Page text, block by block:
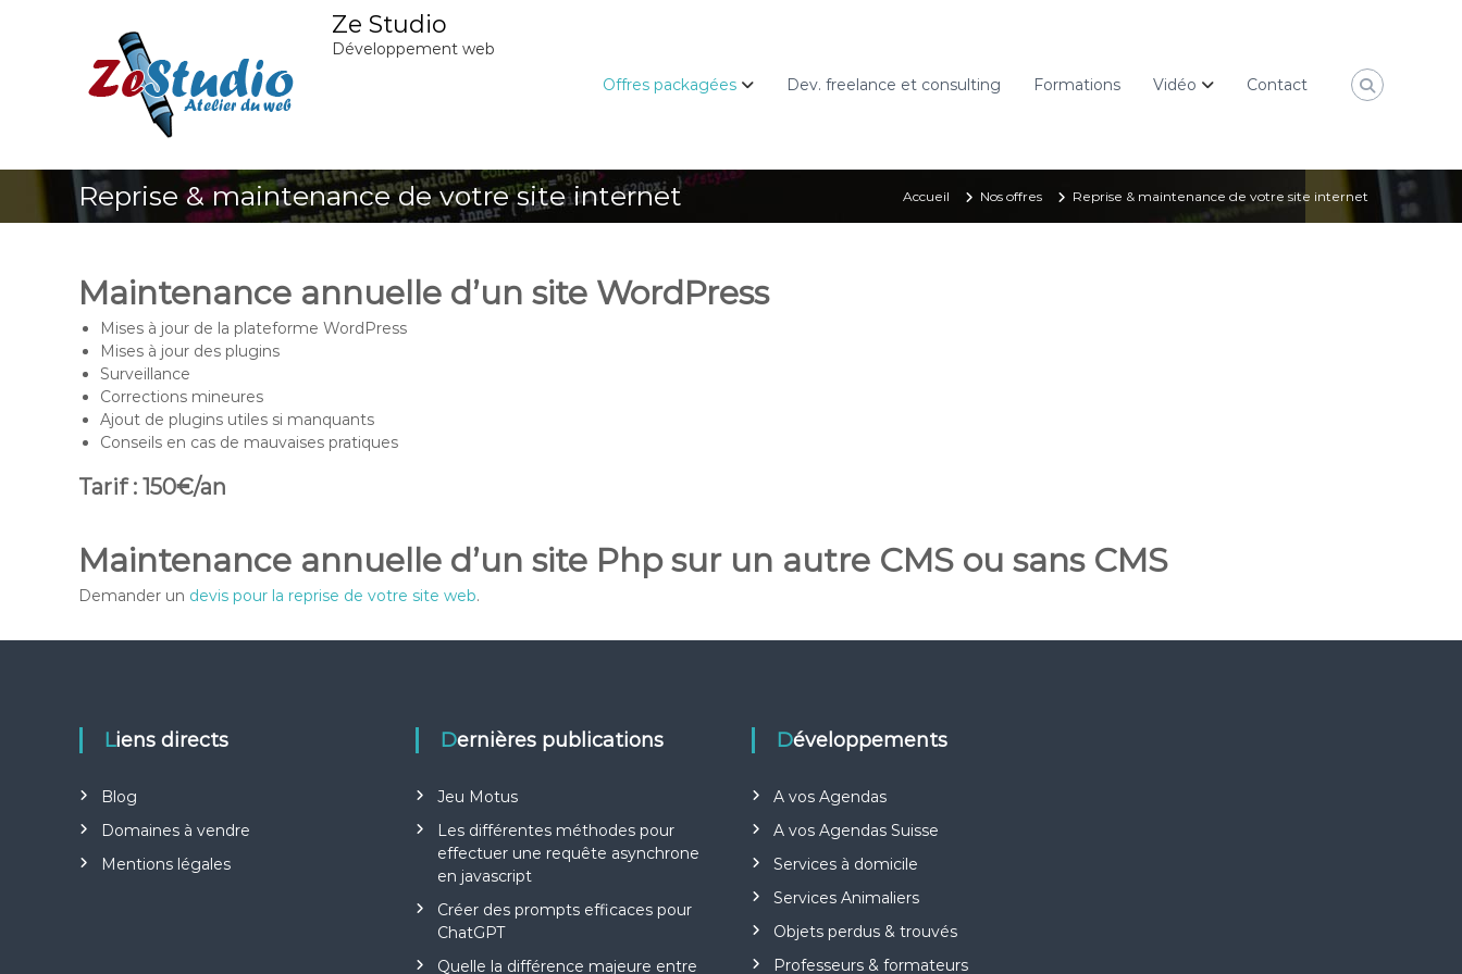
c
Ze Studio
Développement web
Offres packagées
Dev. freelance et consulting Formations Vidéo Contact
Reprise & maintenance de votre site internet Accueil Nos offres Reprise & maintenance de votre site internet
Maintenance annuelle d’un site WordPress
Mises à jour de la plateforme WordPress
Mises à jour des plugins
Surveillance
Corrections mineures
Ajout de plugins utiles si manquants
Conseils en cas de mauvaises pratiques
Tarif : 150€/an
Maintenance annuelle d’un site Php sur un autre CMS ou sans CMS
Demander un devis pour la reprise de votre site web.
Liens directs
Blog
Domaines à vendre
Mentions légales
Dernières publications
Jeu Motus
Les différentes méthodes pour
effectuer une requête asynchrone
en javascript
Créer des prompts efficaces pour
ChatGPT
Quelle la différence majeure entre
Développements
A vos Agendas
A vos Agendas Suisse
Services à domicile
Services Animaliers
Objets perdus & trouvés
Professeurs & formateurs